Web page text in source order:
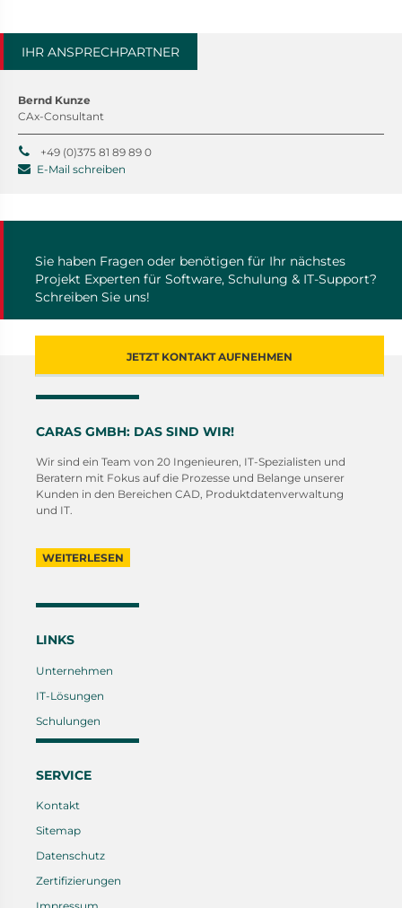
IHR ANSPRECHPARTNER
Bernd Kunze
CAx-Consultant
+49 (0)375 81 89 89 0
E-Mail schreiben
Sie haben Fragen oder benötigen für Ihr nächstes
Projekt Experten für Software, Schulung & IT-Support?
Schreiben Sie uns!
JETZT KONTAKT AUFNEHMEN
CARAS GMBH: DAS SIND WIR!
Wir sind ein Team von 20 Ingenieuren, IT-Spezialisten und
Beratern mit Fokus auf die Prozesse und Belange unserer
Kunden in den Bereichen CAD, Produktdatenverwaltung
und IT.
WEITERLESEN
LINKS
Unternehmen
IT-Lösungen
Schulungen
SERVICE
Kontakt
Sitemap
Datenschutz
Zertifizierungen